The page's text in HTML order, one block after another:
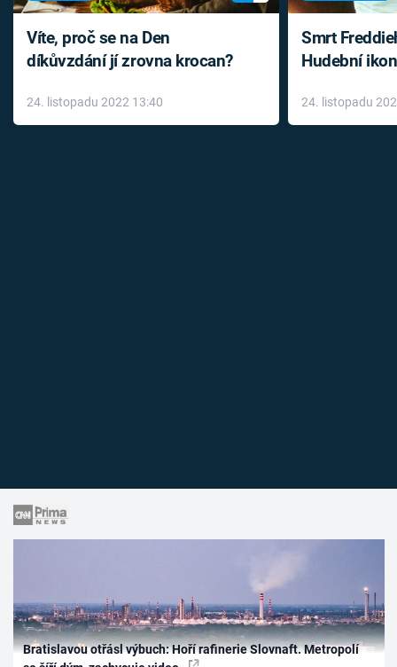
Časopis
Sledujte prima+
Přihlášení
Víte, proč se na Den
díkůvzdání jí zrovna krocan?
24. listopadu 2022 13:40
Smrt
Hudební
léky
24. listopadu
Bratislavou otřásl výbuch: Hoří rafinerie Slovnaft. Metropolí